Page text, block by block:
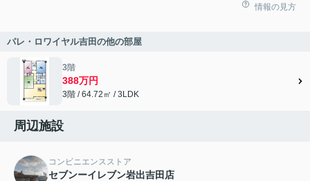
情報の見方
パレ・ロワイヤル吉田の他の部屋
3階
388万円
3階 / 64.72㎡ / 3LDK
周辺施設
コンビニエンスストア
セブンーイレブン岩出吉田店